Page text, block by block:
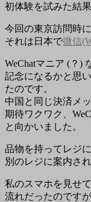
初体験を試みた結
今回の東京訪問時
それは日本で微信
WeChatマニア (？)
記念になるかと思
たのです。
中国と同じ決済メ
期待ワクワク、
と向かいました。
品物を持ってレジ
別のレジに案内さ
私のスマホを見せ
流れだったのですが